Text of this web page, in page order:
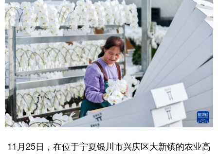
11月25日，在位于宁夏银川市兴庆区大新镇的农业高